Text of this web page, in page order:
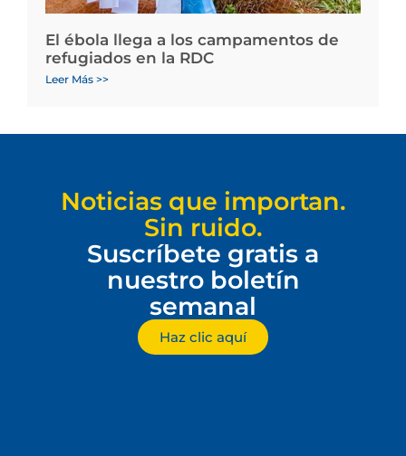
El ébola llega a los campamentos de
refugiados en la RDC
Leer Más >>
Noticias que importan.
Sin ruido.
Suscríbete gratis a
nuestro boletín
semanal
Haz clic aquí